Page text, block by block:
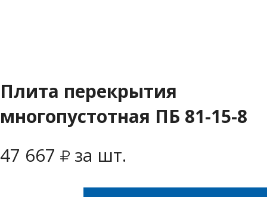
Плита перекрытия
многопустотная ПБ 81-15-8
47 667
за шт.